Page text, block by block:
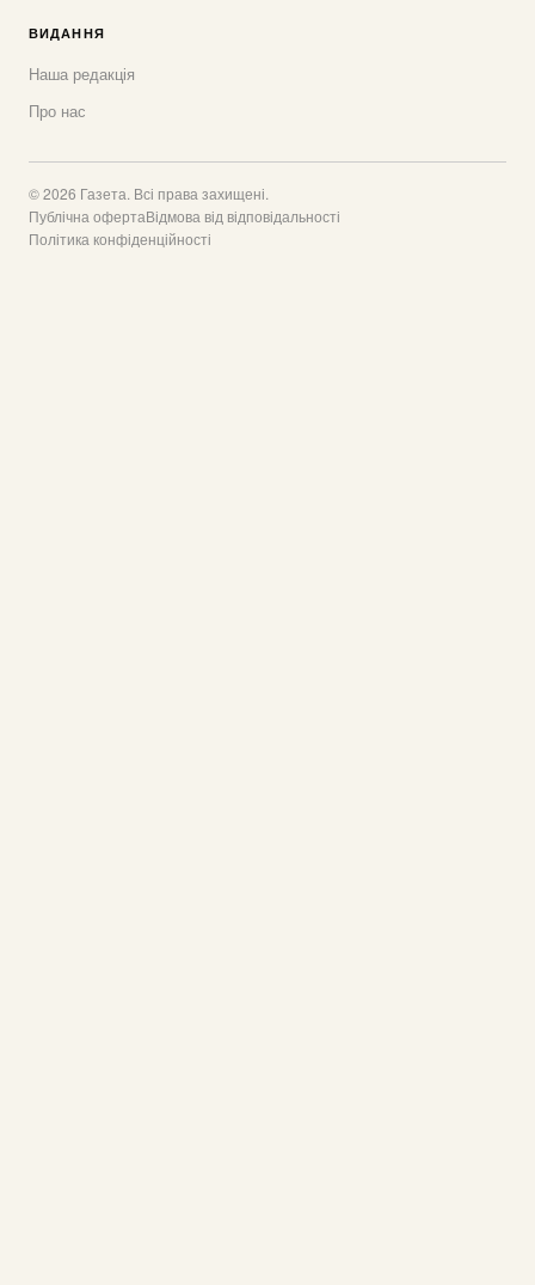
ВИДАННЯ
Наша редакція
Про нас
© 2026 Газета. Всі права захищені.
Публічна офертаВідмова від відповідальності
Політика конфіденційності